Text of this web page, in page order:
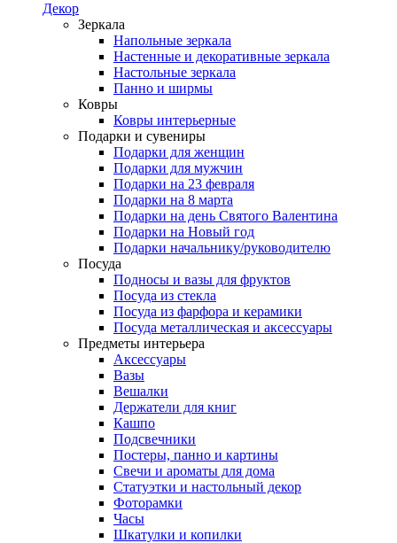
Декор
Зеркала
Напольные зеркала
Настенные и декоративные зеркала
Настольные зеркала
Панно и ширмы
Ковры
Ковры интерьерные
Подарки и сувениры
Подарки для женщин
Подарки для мужчин
Подарки на 23 февраля
Подарки на 8 марта
Подарки на день Святого Валентина
Подарки на Новый год
Подарки начальнику/руководителю
Посуда
Подносы и вазы для фруктов
Посуда из стекла
Посуда из фарфора и керамики
Посуда металлическая и аксессуары
Предметы интерьера
Аксессуары
Вазы
Вешалки
Держатели для книг
Кашпо
Подсвечники
Постеры, панно и картины
Свечи и ароматы для дома
Статуэтки и настольный декор
Фоторамки
Часы
Шкатулки и копилки